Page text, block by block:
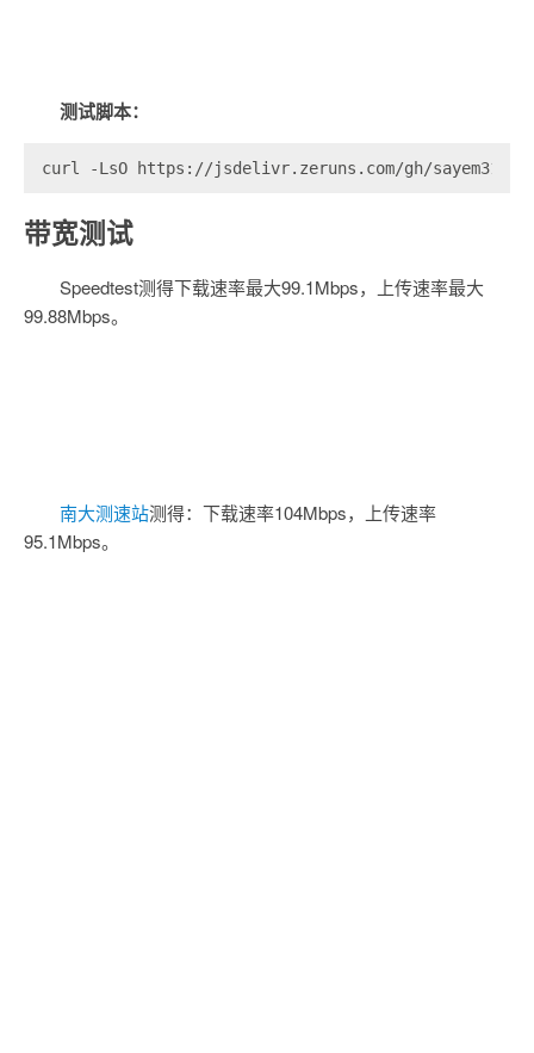
测试脚本：
curl -LsO https://jsdelivr.zeruns.com/gh/sayem314/
带宽测试
Speedtest测得下载速率最大99.1Mbps，上传速率最大
99.88Mbps。
南大测速站测得：下载速率104Mbps，上传速率
95.1Mbps。